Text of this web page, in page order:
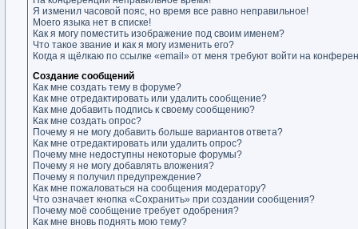
Я изменил часовой пояс, но время все равно неправильное!
Моего языка нет в списке!
Как я могу поместить изображение под своим именем?
Что такое звание и как я могу изменить его?
Когда я щёлкаю по ссылке «email» от меня требуют войти на
Создание сообщений
Как мне создать тему в форуме?
Как мне отредактировать или удалить сообщение?
Как мне добавить подпись к своему сообщению?
Как мне создать опрос?
Почему я не могу добавить больше вариантов ответа?
Как мне отредактировать или удалить опрос?
Почему мне недоступны некоторые форумы?
Почему я не могу добавлять вложения?
Почему я получил предупреждение?
Как мне пожаловаться на сообщения модератору?
Что означает кнопка «Сохранить» при создании сообщения?
Почему моё сообщение требует одобрения?
Как мне вновь поднять мою тему?